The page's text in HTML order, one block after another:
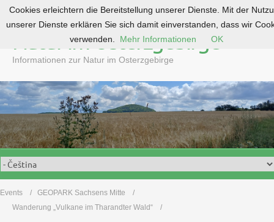
o
c
o
n
e
n
Natur im Osterzgebirge
Informationen zur Natur im Osterzgebirge
Events
GEOPARK Sachsens Mitte
Wanderung „Vulkane im Tharandter Wald“
Cookies erleichtern die Bereitstellung unserer Dienste. Mit der
unserer Dienste erklären Sie sich damit einverstanden, dass wir
verwenden.
Mehr Informationen OK